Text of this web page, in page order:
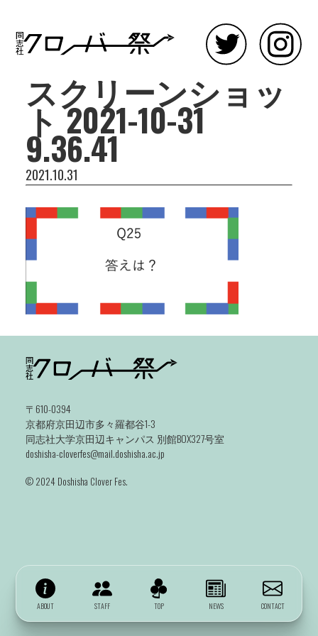
スクリーンショッ
ト 2021-10-31
9.36.41
2021.10.31
ABOUT STAFF TOP NEWS CONTACT
〒610-0394
京都府京田辺市多々羅都谷1-3
同志社大学京田辺キャンパス 別館BOX327号室
doshisha-cloverfes@mail.doshisha.ac.jp
©️ 2024 Doshisha Clover Fes.